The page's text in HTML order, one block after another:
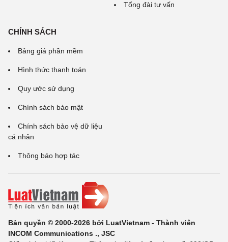
Tổng đài tư vấn
CHÍNH SÁCH
Bảng giá phần mềm
Hình thức thanh toán
Quy ước sử dụng
Chính sách bảo mật
Chính sách bảo vệ dữ liệu
cá nhân
Thông báo hợp tác
Bản quyền © 2000-2026 bởi LuatVietnam - Thành viên
INCOM Communications ., JSC